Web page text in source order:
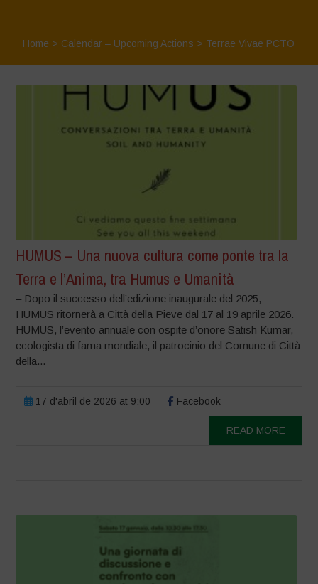
Home > Calendar – Upcoming Actions > Terrae Vivae PCTO
HUMUS – Una nuova cultura come ponte tra la
Terra e l’Anima, tra Humus e Umanità
– Dopo il successo dell’edizione inaugurale del 2025,
HUMUS ritornerà a Città della Pieve dal 17 al 19 aprile 2026.
HUMUS, l’evento annuale con ospite d’onore Satish Kumar,
ecologista di fama mondiale, il patrocinio del Comune di Città
della...
17 d'abril de 2026 at 9:00 Facebook
READ MORE